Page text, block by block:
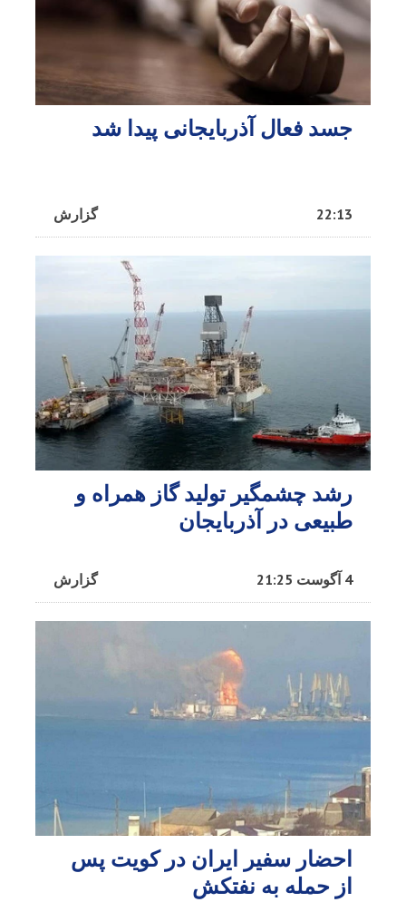
جسد فعال آذربایجانی پیدا شد
گزارش 22:13
رشد چشمگیر تولید گاز همراه و
طبیعی در آذربایجان
گزارش 4 آگوست 21:25
احضار سفیر ایران در کویت پس
از حمله به نفتکش